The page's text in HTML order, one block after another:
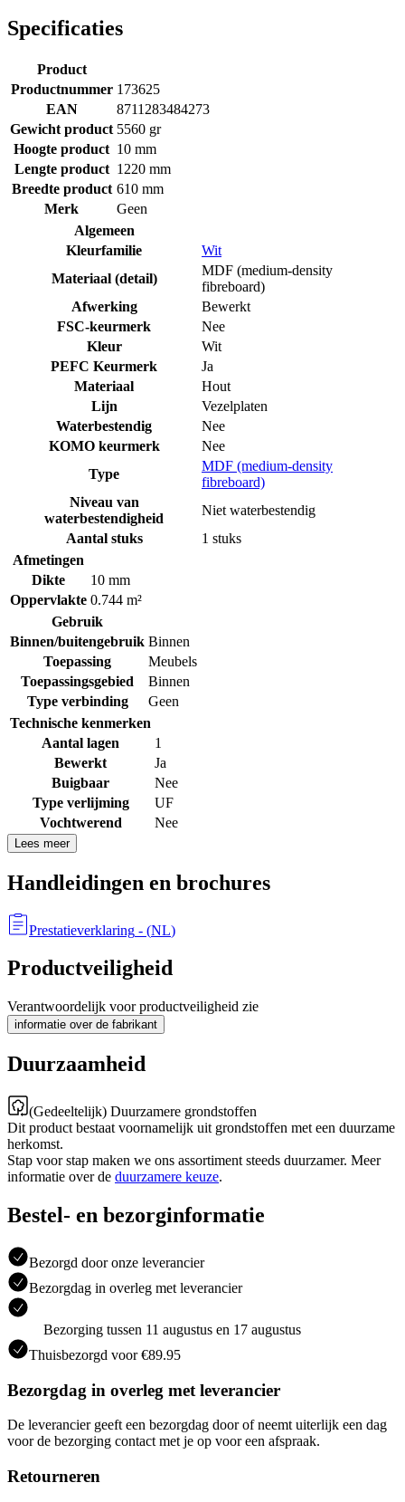
Specificaties
Product
Productnummer 173625
EAN
8711283484273
Gewicht product 5560 gr
Hoogte product 10 mm
Lengte product 1220 mm
Breedte product 610 mm
Merk
Geen
Algemeen
Kleurfamilie
Wit
Materiaal (detail)
MDF (medium-density
fibreboard)
Afwerking
Bewerkt
FSC-keurmerk
Nee
Kleur
Wit
PEFC Keurmerk
Ja
Materiaal
Hout
Lijn
Vezelplaten
Waterbestendig
Nee
KOMO keurmerk
Nee
Type
MDF (medium-density
fibreboard)
Niveau van
waterbestendigheid
Niet waterbestendig
Aantal stuks
1 stuks
Afmetingen
Dikte
10 mm
Oppervlakte 0.744 m²
Gebruik
Binnen/buitengebruik Binnen
Toepassing
Meubels
Toepassingsgebied
Binnen
Type verbinding
Geen
Technische kenmerken
Aantal lagen
1
Bewerkt
Ja
Buigbaar
Nee
Type verlijming
UF
Vochtwerend
Nee
Lees meer
Handleidingen en brochures
Prestatieverklaring - (NL)
Productveiligheid
Verantwoordelijk voor productveiligheid zie
informatie over de fabrikant
Duurzaamheid
(Gedeeltelijk) Duurzamere grondstoffen
Dit product bestaat voornamelijk uit grondstoffen met een duurzame
herkomst.
Stap voor stap maken we ons assortiment steeds duurzamer. Meer
informatie over de duurzamere keuze.
Bestel- en bezorginformatie
Bezorgd door onze leverancier
Bezorgdag in overleg met leverancier
Bezorging tussen 11 augustus en 17 augustus
Thuisbezorgd voor €89.95
Bezorgdag in overleg met leverancier
De leverancier geeft een bezorgdag door of neemt uiterlijk een dag
voor de bezorging contact met je op voor een afspraak.
Retourneren